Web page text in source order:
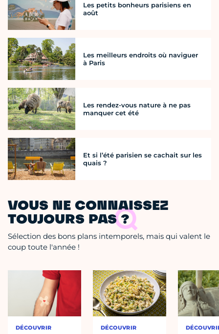
Les petits bonheurs parisiens en
août
Les meilleurs endroits où naviguer
à Paris
Les rendez-vous nature à ne pas
manquer cet été
Et si l’été parisien se cachait sur les
quais ?
VOUS NE CONNAISSEZ
TOUJOURS PAS ?
Sélection des bons plans intemporels, mais qui valent le
coup toute l'année !
DÉCOUVRIR DÉCOUVRIR